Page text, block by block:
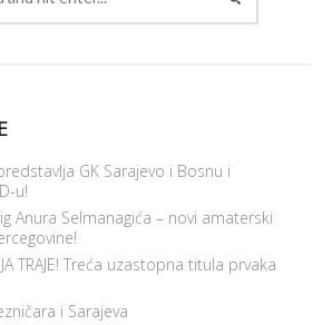
GK Sarajevo i Bosnu i
u!
Anura Selmanagića – novi amaterski
TRAJE! Treća uzastopna titula prvaka
i Sarajeva